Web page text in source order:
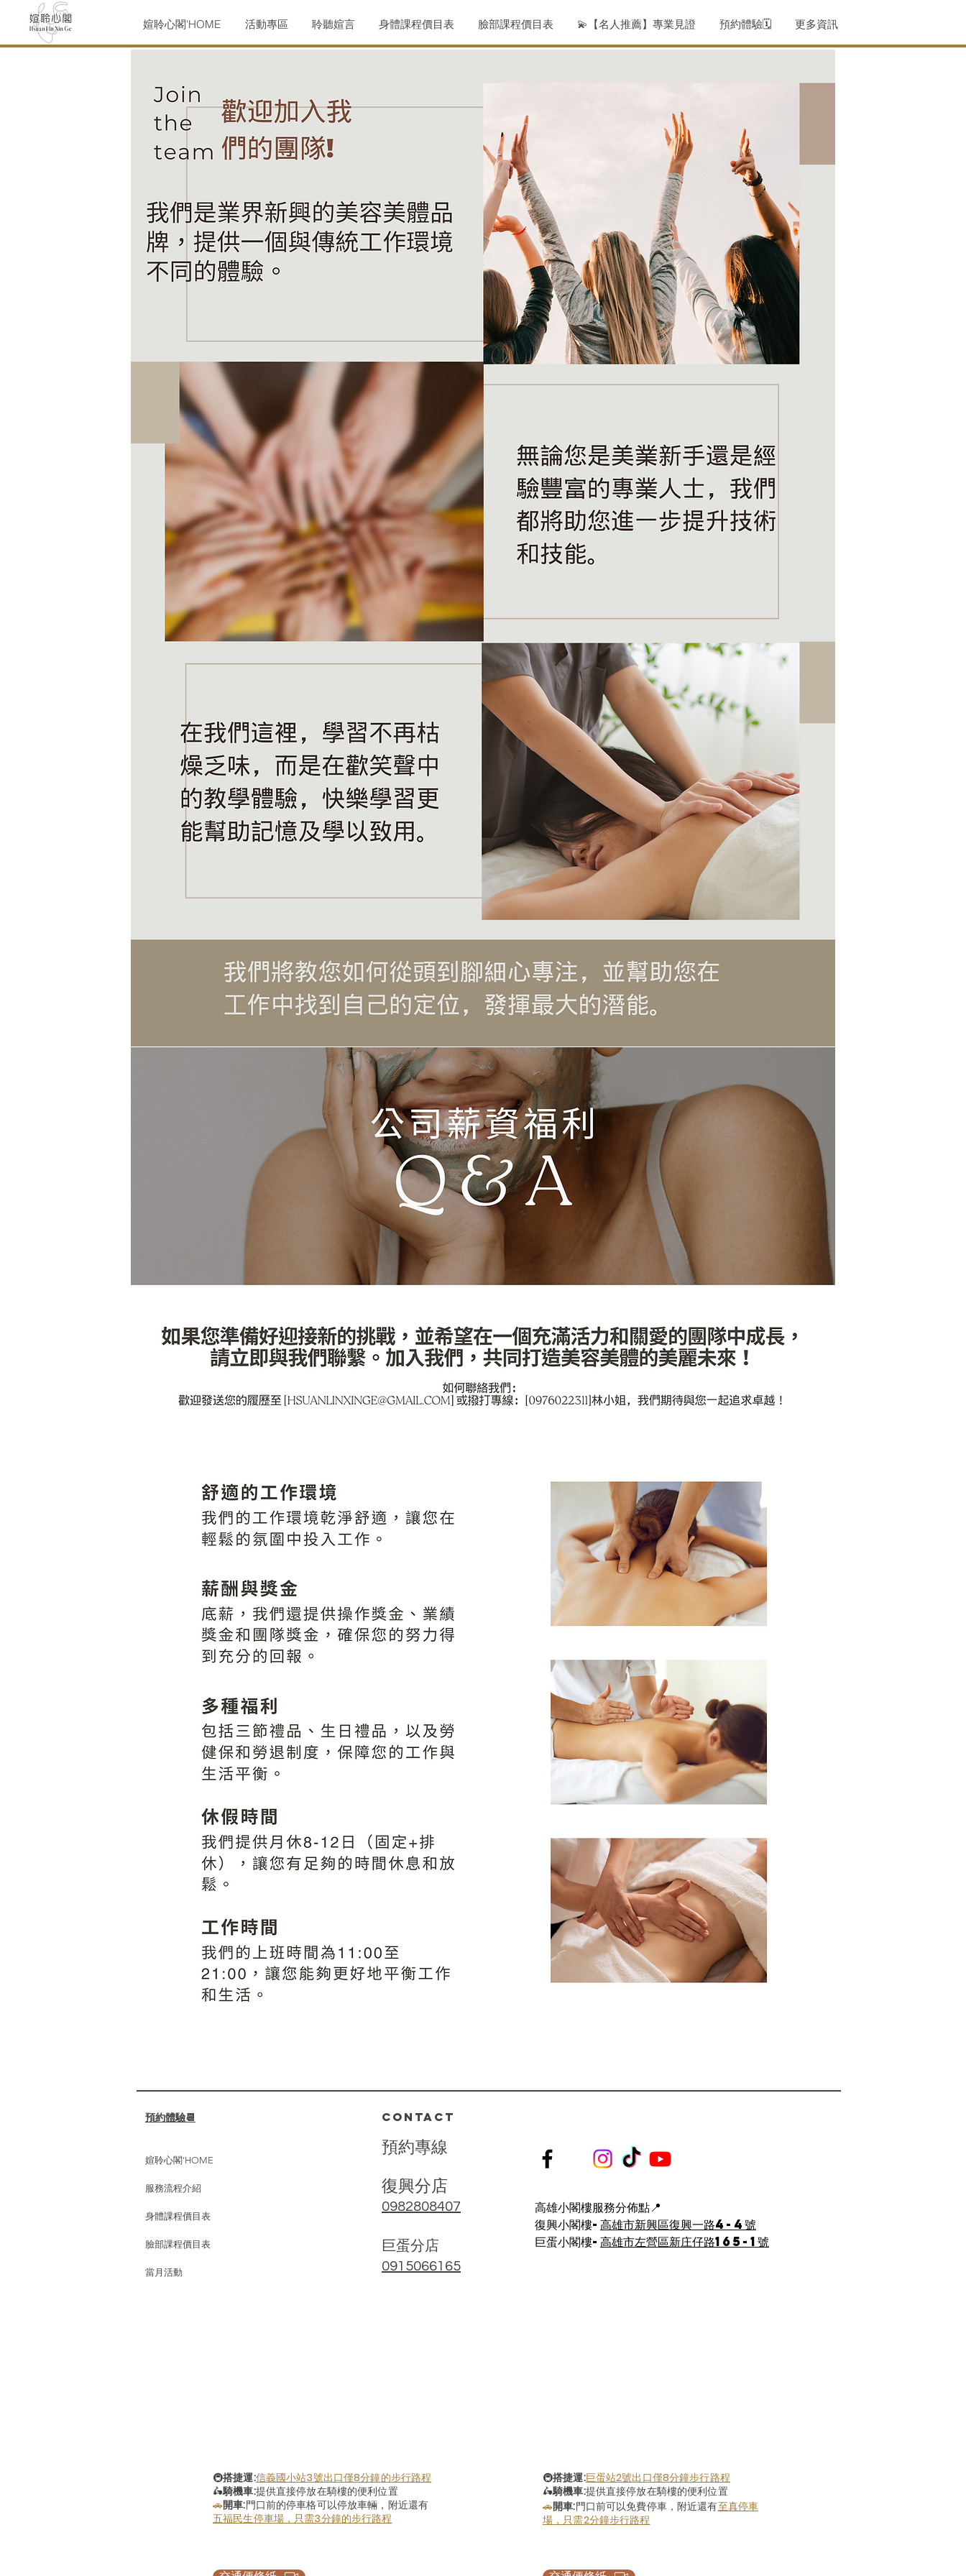
媗聆心閣'HOME 活動專區 聆聽媗言 身體課程價目表 臉部課程價目表 💫【名人推薦】專業見證 預約體驗🗓️ 更多資訊
預約體驗📆
媗聆心閣'HOME
服務流程介紹
身體課程價目表
臉部課程價目表
當月活動
CONTACT
預約專線
復興分店
0982808407
​巨蛋分店
0915066165
🚇搭捷運:信義國小站3號出口僅8分鐘的步行路程
🛵騎機車:提供直接停放在騎樓的便利位置
🚗開車:門口前的停車格可以停放車輛，附近還有
五福民生停車場，只需3分鐘的步行路程
高雄小閣樓服務分佈點📍
復興小閣樓- 高雄市新興區復興一路4-4號
巨蛋小閣樓- 高雄市左營區新庄仔路165-1號
🚇搭捷運:巨蛋站2號出口僅8分鐘步行路程
🛵騎機車:提供直接停放在騎樓的便利位置
🚗開車:門口前可以免費停車，附近還有至真停車
場，只需2分鐘步行路程